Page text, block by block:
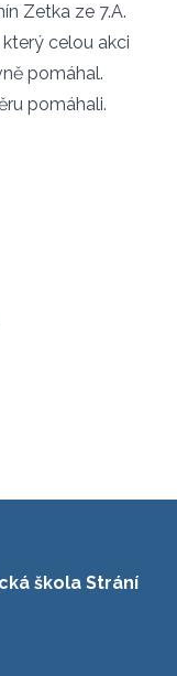
Zetka ze 7.A.
celou akci
pomáhal.
pomáhali.
škola Strání